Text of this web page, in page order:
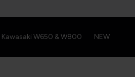
Kawasaki W650 & W800 NEW